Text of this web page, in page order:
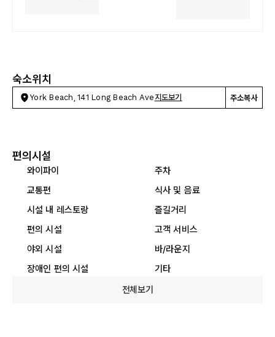
숙소위치
York Beach, 141 Long Beach Ave 지도보기 주소복사
편의시설
와이파이
주차
교통편
식사 및 음료
시설 내 레스토랑
즐길거리
편의 시설
고객 서비스
야외 시설
바/라운지
장애인 편의 시설
기타
전체보기